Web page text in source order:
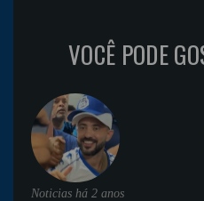
VOCÊ PODE
Noticias há 2 anos